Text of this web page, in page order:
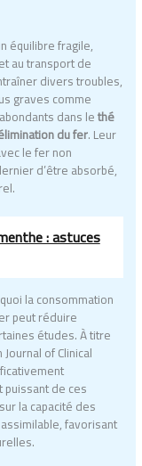
équilibre fragile,
au transport de
divers troubles,
graves comme
dans lethé
du fer. Leur
le fer non
d’être absorbé,
: astuces
la consommation
peut réduire
études. À titre
of Clinical
de ces
la capacité des
favorisant